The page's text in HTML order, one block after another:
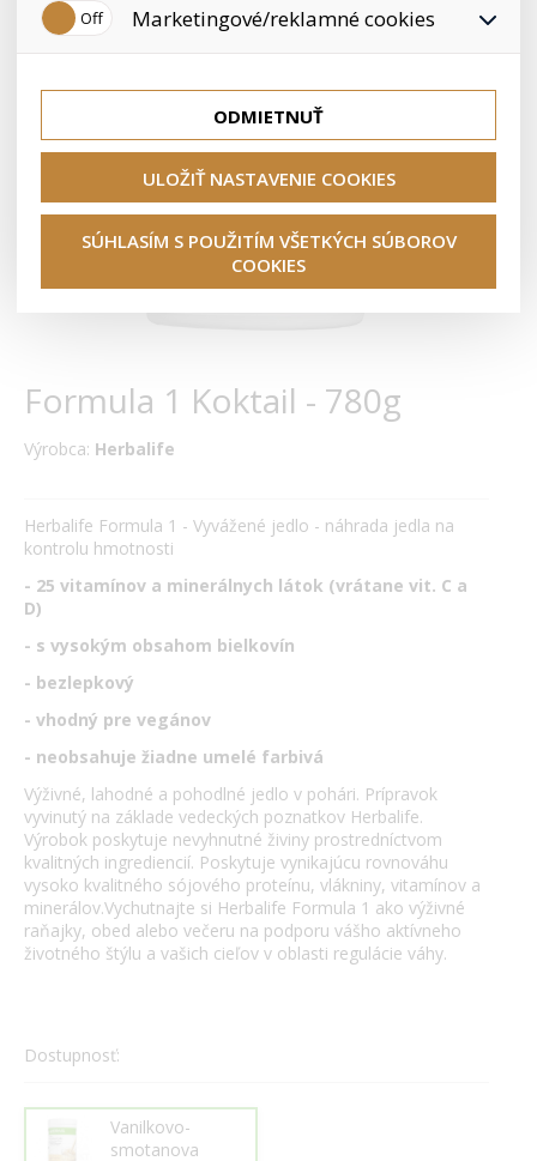
Formula 1 Koktail - 780g
Výrobca: Herbalife
Herbalife Formula 1 - Vyvážené jedlo - náhrada jedla na
kontrolu hmotnosti
- 25 vitamínov a minerálnych látok (vrátane vit. C a
D)
- s vysokým obsahom bielkovín
- bezlepkový
- vhodný pre vegánov
- neobsahuje žiadne umelé farbivá
Výživné, lahodné a pohodlné jedlo v pohári. Prípravok
vyvinutý na základe vedeckých poznatkov Herbalife.
Výrobok poskytuje nevyhnutné živiny prostredníctvom
kvalitných ingrediencií. Poskytuje vynikajúcu rovnováhu
vysoko kvalitného sójového proteínu, vlákniny, vitamínov a
minerálov.Vychutnajte si Herbalife Formula 1 ako výživné
raňajky, obed alebo večeru na podporu vášho aktívneho
životného štýlu a vašich cieľov v oblasti regulácie váhy.
Dostupnosť:
Vanilkovo-
smotanova
používateľovi. Preto nedokážeme zistiť navštívené odkazy,
prehliadaný tovar a pod.
nášho obchodu vašim potrebám a záujmom, čo zaisťuje
lepšie nákupné skúsenosti. Vďaka nim môžeme ponuku
vyhnúť sa nevhodným odporúčaniam produktov či iným
nedôležitým ponukám.
Marketingové/reklamné cookies
marketingové kampane.
ODMIETNUŤ
ULOŽIŤ NASTAVENIE COOKIES
SÚHLASÍM S POUŽITÍM VŠETKÝCH SÚBOROV
COOKIES